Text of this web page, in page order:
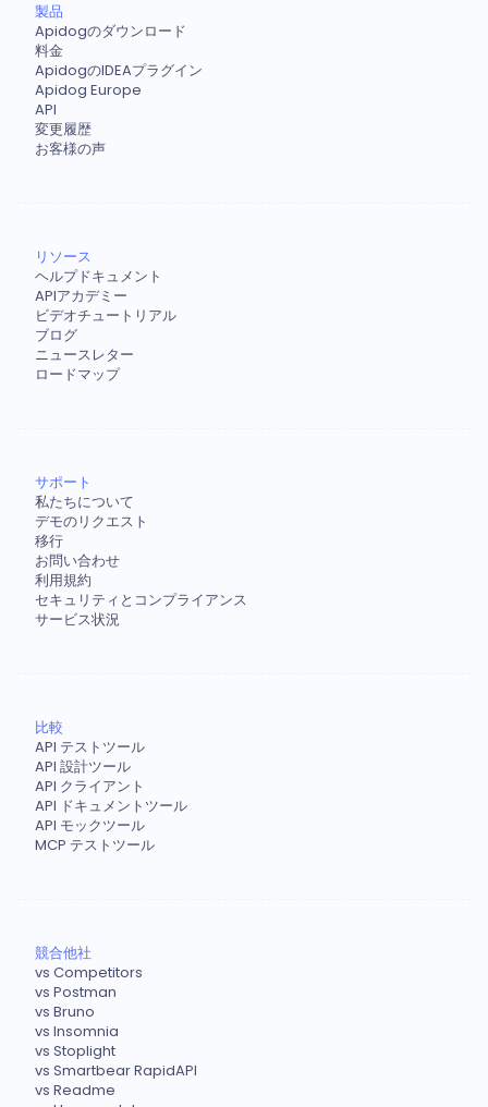
製品
Apidogのダウンロード
料金
ApidogのIDEAプラグイン
Apidog Europe
API
変更履歴
お客様の声
リソース
ヘルプドキュメント
APIアカデミー
ビデオチュートリアル
ブログ
ニュースレター
ロードマップ
サポート
私たちについて
デモのリクエスト
移行
お問い合わせ
利用規約
セキュリティとコンプライアンス
サービス状況
比較
API テストツール
API 設計ツール
API クライアント
API ドキュメントツール
API モックツール
MCP テストツール
競合他社
vs Competitors
vs Postman
vs Bruno
vs Insomnia
vs Stoplight
vs Smartbear RapidAPI
vs Readme